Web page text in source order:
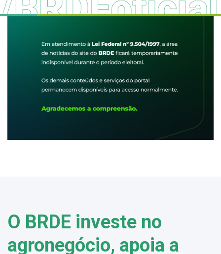
O BRDE investe no
agronegócio, apoia a